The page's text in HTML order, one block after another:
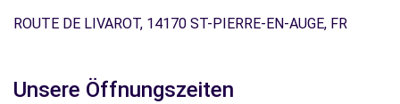
ROUTE DE LIVAROT, 14170 ST-PIERRE-EN-AUGE, FR
Unsere Öffnungszeiten